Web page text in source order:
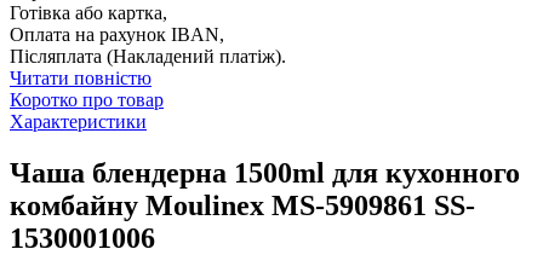
Готівка або картка,
Оплата на рахунок IBAN,
Післяплата (Накладений платіж).
Читати повністю
Коротко про товар
Характеристики
Чаша блендерна 1500ml для кухонного
комбайну Moulinex MS-5909861 SS-
1530001006